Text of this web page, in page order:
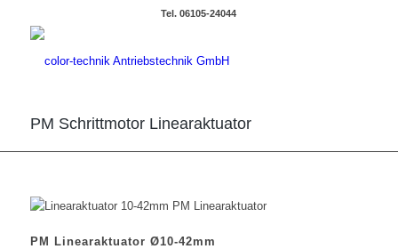
Tel. 06105-24044
PM Schrittmotor Linearaktuator
PM Linearaktuator Ø10-42mm